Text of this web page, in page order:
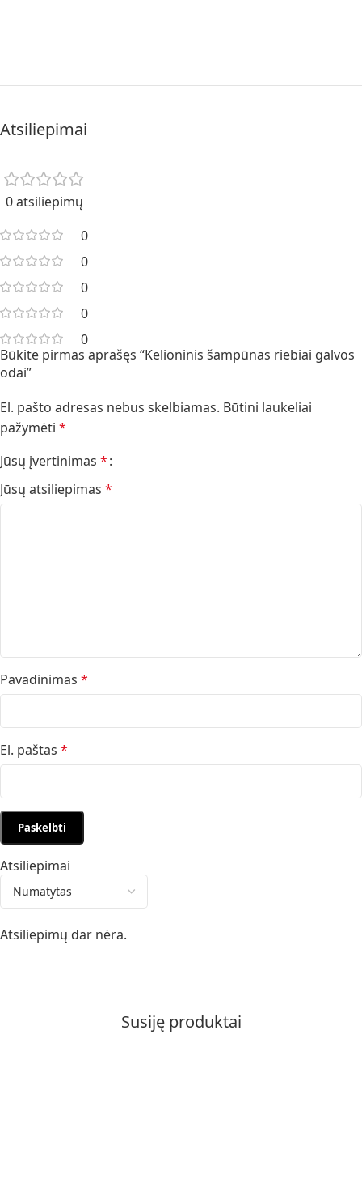
Atsiliepimai
0 atsiliepimų
0
0
0
0
0
Atsiliepimai
Atsiliepimų dar nėra.
Būkite pirmas aprašęs “Kelioninis šampūnas riebiai galvos
odai”
El. pašto adresas nebus skelbiamas. Būtini laukeliai
pažymėti *
Jūsų įvertinimas *
Jūsų atsiliepimas *
Pavadinimas *
El. paštas *
Susiję produktai